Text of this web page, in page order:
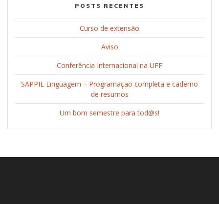
POSTS RECENTES
Curso de extensão
Aviso
Conferência Internacional na UFF
SAPPIL Linguagem – Programação completa e caderno
de resumos
Um bom semestre para tod@s!